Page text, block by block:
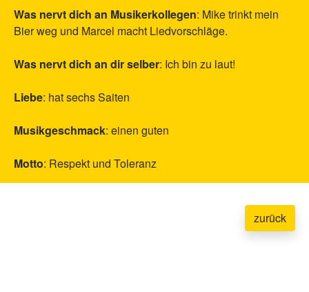
Was nervt dich an Musikerkollegen: Mike trinkt mein
Bier weg und Marcel macht Liedvorschläge.
Was nervt dich an dir selber: Ich bin zu laut!
Liebe: hat sechs Saiten
Musikgeschmack: einen guten
Motto: Respekt und Toleranz
zurück